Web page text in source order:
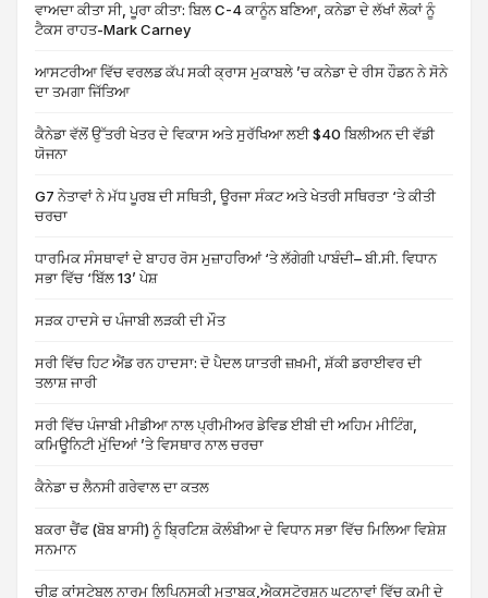
ਵਾਅਦਾ ਕੀਤਾ ਸੀ, ਪੂਰਾ ਕੀਤਾ: ਬਿਲ C-4 ਕਾਨੂੰਨ ਬਣਿਆ, ਕਨੇਡਾ ਦੇ ਲੱਖਾਂ ਲੋਕਾਂ ਨੂੰ
ਟੈਕਸ ਰਾਹਤ-Mark Carney
ਆਸਟਰੀਆ ਵਿੱਚ ਵਰਲਡ ਕੱਪ ਸਕੀ ਕ੍ਰਾਸ ਮੁਕਾਬਲੇ ’ਚ ਕਨੇਡਾ ਦੇ ਰੀਸ ਹੌਡਨ ਨੇ ਸੋਨੇ
ਦਾ ਤਮਗਾ ਜਿੱਤਿਆ
ਕੈਨੇਡਾ ਵੱਲੋਂ ਉੱਤਰੀ ਖੇਤਰ ਦੇ ਵਿਕਾਸ ਅਤੇ ਸੁਰੱਖਿਆ ਲਈ $40 ਬਿਲੀਅਨ ਦੀ ਵੱਡੀ
ਯੋਜਨਾ
G7 ਨੇਤਾਵਾਂ ਨੇ ਮੱਧ ਪੂਰਬ ਦੀ ਸਥਿਤੀ, ਊਰਜਾ ਸੰਕਟ ਅਤੇ ਖੇਤਰੀ ਸਥਿਰਤਾ ‘ਤੇ ਕੀਤੀ
ਚਰਚਾ
ਧਾਰਮਿਕ ਸੰਸਥਾਵਾਂ ਦੇ ਬਾਹਰ ਰੋਸ ਮੁਜ਼ਾਹਰਿਆਂ ‘ਤੇ ਲੱਗੇਗੀ ਪਾਬੰਦੀ– ਬੀ.ਸੀ. ਵਿਧਾਨ
ਸਭਾ ਵਿੱਚ ‘ਬਿੱਲ 13’ ਪੇਸ਼
ਸੜਕ ਹਾਦਸੇ ਚ ਪੰਜਾਬੀ ਲੜਕੀ ਦੀ ਮੌਤ
ਸਰੀ ਵਿੱਚ ਹਿਟ ਐਂਡ ਰਨ ਹਾਦਸਾ: ਦੋ ਪੈਦਲ ਯਾਤਰੀ ਜ਼ਖ਼ਮੀ, ਸ਼ੱਕੀ ਡਰਾਈਵਰ ਦੀ
ਤਲਾਸ਼ ਜਾਰੀ
ਸਰੀ ਵਿੱਚ ਪੰਜਾਬੀ ਮੀਡੀਆ ਨਾਲ ਪ੍ਰੀਮੀਅਰ ਡੇਵਿਡ ਈਬੀ ਦੀ ਅਹਿਮ ਮੀਟਿੰਗ,
ਕਮਿਊਨਿਟੀ ਮੁੱਦਿਆਂ ’ਤੇ ਵਿਸਥਾਰ ਨਾਲ ਚਰਚਾ
ਕੈਨੇਡਾ ਚ ਲੈਨਸੀ ਗਰੇਵਾਲ ਦਾ ਕਤਲ
ਬਕਰਾ ਚੈਂਫ (ਬੋਬ ਬਾਸੀ) ਨੂੰ ਬ੍ਰਿਟਿਸ਼ ਕੋਲੰਬੀਆ ਦੇ ਵਿਧਾਨ ਸਭਾ ਵਿੱਚ ਮਿਲਿਆ ਵਿਸ਼ੇਸ਼
ਸਨਮਾਨ
ਚੀਫ਼ ਕਾਂਸਟੇਬਲ ਨਾਰਮ ਲਿਪਿਨਸਕੀ ਮੁਤਾਬਕ,ਐਕਸਟੋਰਸ਼ਨ ਘਟਨਾਵਾਂ ਵਿੱਚ ਕਮੀ ਦੇ